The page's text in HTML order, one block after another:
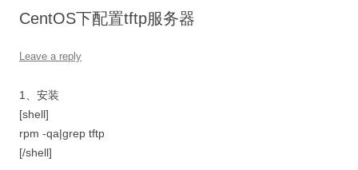
CentOS下配置tftp服务器
Leave a reply
1、安装
[shell]
rpm -qa|grep tftp
[/shell]